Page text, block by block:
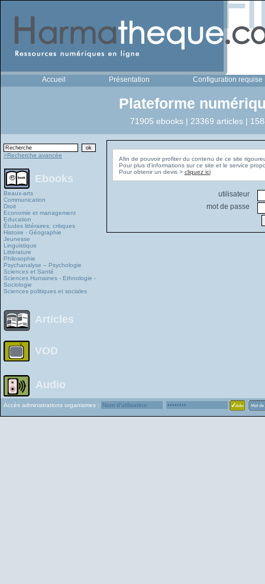
Accueil Présentation Configuration requise
Plateforme
71905 ebooks | 23369 articles |
>Recherche avancée
Ebooks
Beaux-arts
Communication
Droit
Economie et management
Education
Études littéraires, critiques
Histoire - Géographie
Jeunesse
Linguistique
Littérature
Philosophie
Psychanalyse – Psychologie
Sciences et Santé
Sciences Humaines - Ethnologie -
Sociologie
Sciences politiques et sociales
Articles
VOD
Audio
Afin de pouvoir profiter du contenu de ce site
Pour plus d'informations sur ce site et le service
Pour obtenir un devis > cliquez ici
utilisateur
mot de passe
Accès administrations organismes :